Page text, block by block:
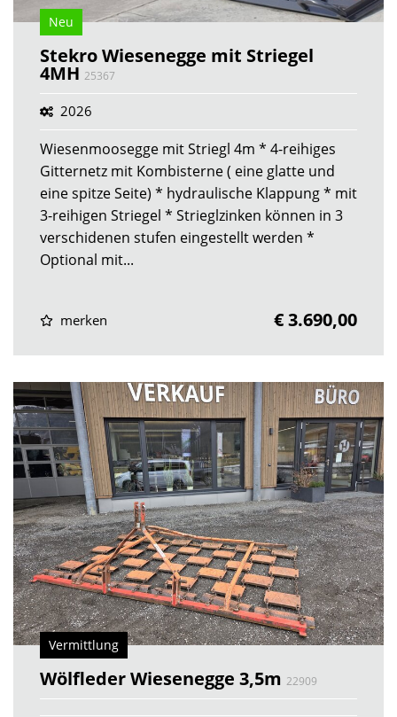
Neu
Stekro Wiesenegge mit Striegel
4MH 25367
2026
Wiesenmoosegge mit Striegl 4m * 4-reihiges
Gitternetz mit Kombisterne ( eine glatte und
eine spitze Seite) * hydraulische Klappung * mit
3-reihigen Striegel * Strieglzinken können in 3
verschidenen stufen eingestellt werden *
Optional mit...
merken € 3.690,00
Vermittlung
Wölfleder Wiesenegge 3,5m 22909